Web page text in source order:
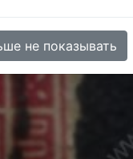
не показывать